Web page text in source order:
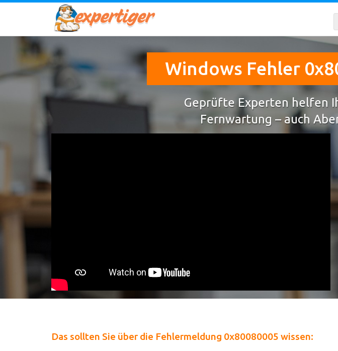
Windows Fehler
Geprüfte Experten helfen
Fernwartung – auch
Das sollten Sie über die Fehlermeldung 0x80080005 wissen: